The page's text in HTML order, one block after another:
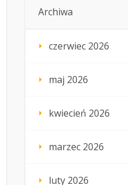
Archiwa
czerwiec 2026
maj 2026
kwiecień 2026
marzec 2026
luty 2026